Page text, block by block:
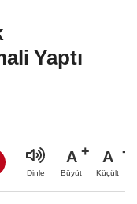
Yaptı
Dinle
A
Büyüt
A
Küçült